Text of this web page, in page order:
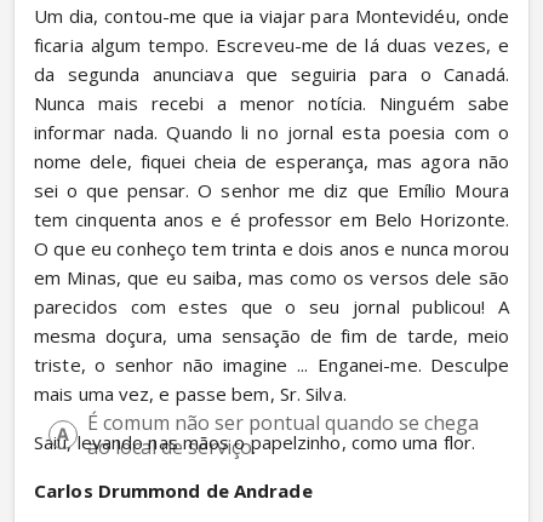
Um dia, contou-me que ia viajar para Montevidéu, onde
ficaria algum tempo. Escreveu-me de lá duas vezes, e
da segunda anunciava que seguiria para o Canadá.
Nunca mais recebi a menor notícia. Ninguém sabe
informar nada. Quando li no jornal esta poesia com o
nome dele, fiquei cheia de esperança, mas agora não
sei o que pensar. O senhor me diz que Emílio Moura
tem cinquenta anos e é professor em Belo Horizonte.
O que eu conheço tem trinta e dois anos e nunca morou
em Minas, que eu saiba, mas como os versos dele são
parecidos com estes que o seu jornal publicou! A
mesma doçura, uma sensação de fim de tarde, meio
triste, o senhor não imagine ... Enganei-me. Desculpe
mais uma vez, e passe bem, Sr. Silva.
Saiu, levando nas mãos o papelzinho, como uma flor.
Carlos Drummond de Andrade
É comum não ser pontual quando se chega
ao local de serviço.